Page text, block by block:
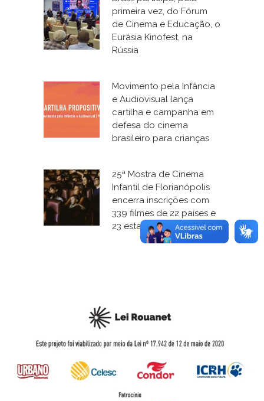
primeira vez, do Fórum
de Cinema e Educação, o
Eurásia Kinofest, na
Rússia
Movimento pela Infância
e Audiovisual lança
cartilha e campanha em
defesa do cinema
brasileiro para crianças
25ª Mostra de Cinema
Infantil de Florianópolis
encerra inscrições com
339 filmes de 22 países e
23 estados